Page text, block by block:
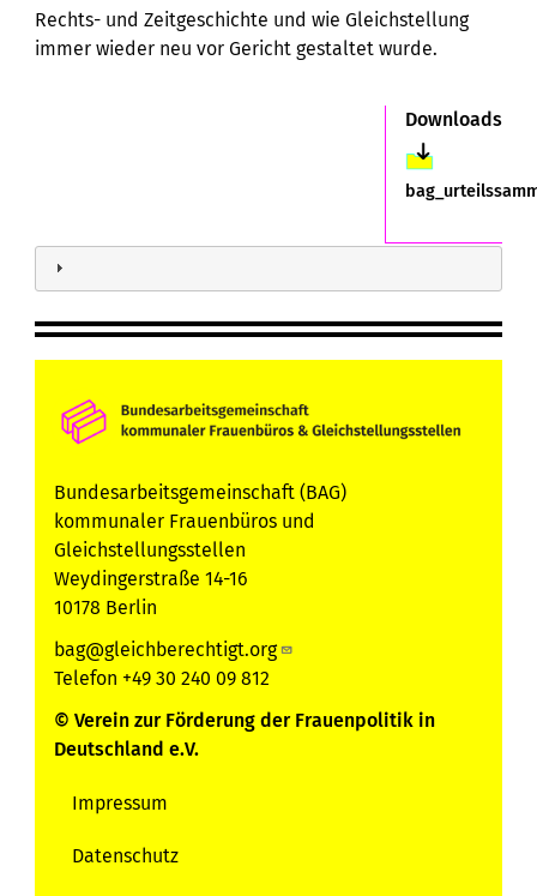
Rechts- und Zeitgeschichte und wie Gleichstellung
immer wieder neu vor Gericht gestaltet wurde.
Downloads
Datei
Bundesarbeitsgemeinschaft (BAG)
kommunaler Frauenbüros und
Gleichstellungsstellen
Weydingerstraße 14-16
10178 Berlin
bag@gleichberechtigt.org
Telefon +49 30 240 09 812
© Verein zur Förderung der Frauenpolitik in
Deutschland e.V.
Servicemenu
Impressum
Datenschutz